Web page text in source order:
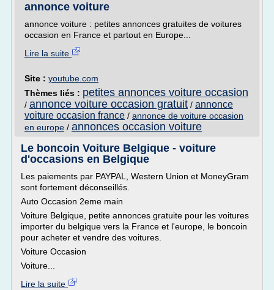
annonce voiture
annonce voiture : petites annonces gratuites de voitures
occasion en France et partout en Europe...
Lire la suite
Site : youtube.com
Thèmes liés : petites annonces voiture occasion
/ annonce voiture occasion gratuit / annonce
voiture occasion france / annonce de voiture occasion
en europe / annonces occasion voiture
Le boncoin Voiture Belgique - voiture
d'occasions en Belgique
Les paiements par PAYPAL, Western Union et MoneyGram
sont fortement déconseillés.
Auto Occasion 2eme main
Voiture Belgique, petite annonces gratuite pour les voitures
importer du belgique vers la France et l'europe, le boncoin
pour acheter et vendre des voitures.
Voiture Occasion
Voiture...
Lire la suite